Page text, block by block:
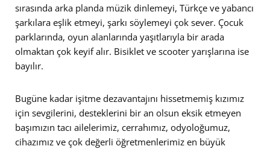
sırasında arka planda müzik dinlemeyi, Türkçe ve yabancı
şarkılara eşlik etmeyi, şarkı söylemeyi çok sever. Çocuk
parklarında, oyun alanlarında yaşıtlarıyla bir arada
olmaktan çok keyif alır. Bisiklet ve scooter yarışlarına ise
bayılır.
Bugüne kadar işitme dezavantajını hissetmemiş kızımız
için sevgilerini, desteklerini bir an olsun eksik etmeyen
başımızın tacı ailelerimiz, cerrahımız, odyoloğumuz,
cihazımız ve çok değerli öğretmenlerimiz en büyük